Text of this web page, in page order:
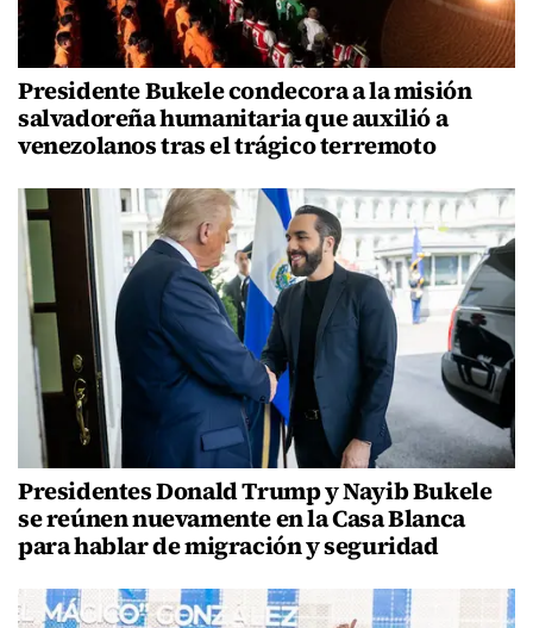
Presidente Bukele condecora a la misión
salvadoreña humanitaria que auxilió a
venezolanos tras el trágico terremoto
Presidentes Donald Trump y Nayib Bukele
se reúnen nuevamente en la Casa Blanca
para hablar de migración y seguridad